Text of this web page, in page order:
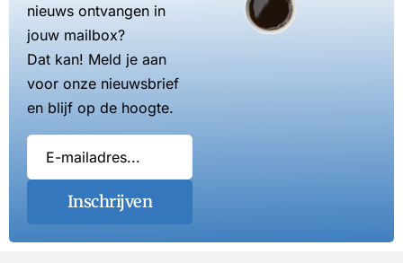
nieuws ontvangen in
jouw mailbox?
Dat kan! Meld je aan
voor onze nieuwsbrief
en blijf op de hoogte.
Inschrijven